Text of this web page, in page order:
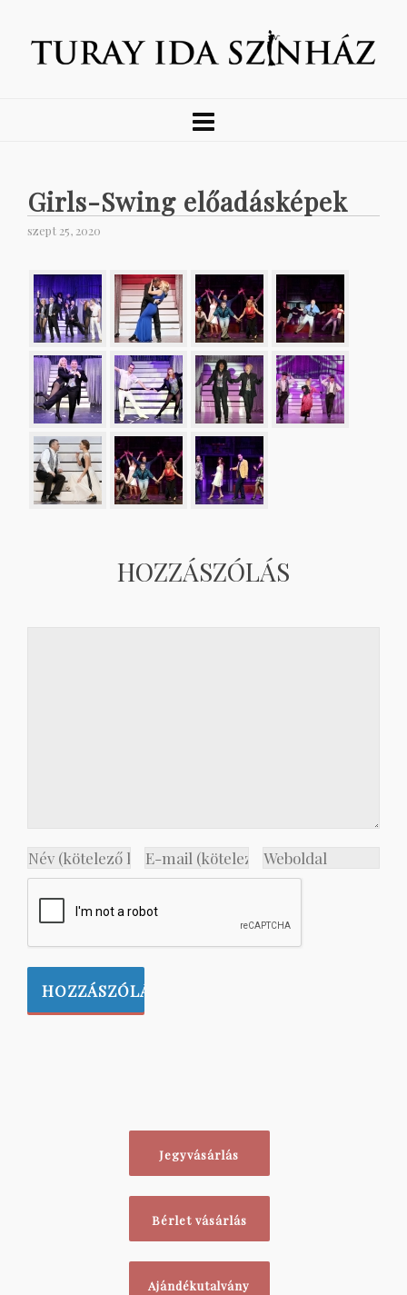
Girls-Swing előadásképek
szept 25, 2020
HOZZÁSZÓLÁS
Jegyvásárlás
Bérlet vásárlás
Ajándékutalvány